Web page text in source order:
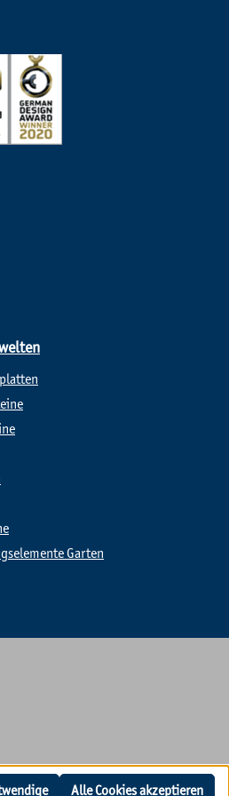
Garten
Alle Cookies akzeptieren